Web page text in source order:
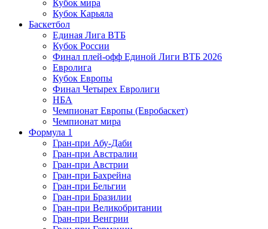
Кубок мира
Кубок Карьяла
Баскетбол
Единая Лига ВТБ
Кубок России
Финал плей-офф Единой Лиги ВТБ 2026
Евролига
Кубок Европы
Финал Четырех Евролиги
НБА
Чемпионат Европы (Евробаскет)
Чемпионат мира
Формула 1
Гран-при Абу-Даби
Гран-при Австралии
Гран-при Австрии
Гран-при Бахрейна
Гран-при Бельгии
Гран-при Бразилии
Гран-при Великобритании
Гран-при Венгрии